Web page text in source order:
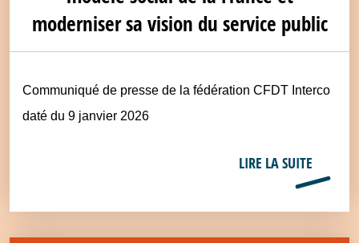
moderniser sa vision du service public
Communiqué de presse de la fédération CFDT Interco
daté du 9 janvier 2026
LIRE LA SUITE